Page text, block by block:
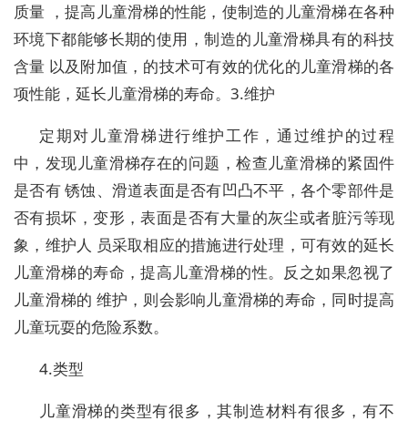
质量 ，提高儿童滑梯的性能，使制造的儿童滑梯在各种
环境下都能够长期的使用，制造的儿童滑梯具有的科技
含量 以及附加值，的技术可有效的优化的儿童滑梯的各
项性能，延长儿童滑梯的寿命。3.维护
定期对儿童滑梯进行维护工作，通过维护的过程
中，发现儿童滑梯存在的问题，检查儿童滑梯的紧固件
是否有 锈蚀、滑道表面是否有凹凸不平，各个零部件是
否有损坏，变形，表面是否有大量的灰尘或者脏污等现
象，维护人 员采取相应的措施进行处理，可有效的延长
儿童滑梯的寿命，提高儿童滑梯的性。反之如果忽视了
儿童滑梯的 维护，则会影响儿童滑梯的寿命，同时提高
儿童玩耍的危险系数。
4.类型
儿童滑梯的类型有很多，其制造材料有很多，有不